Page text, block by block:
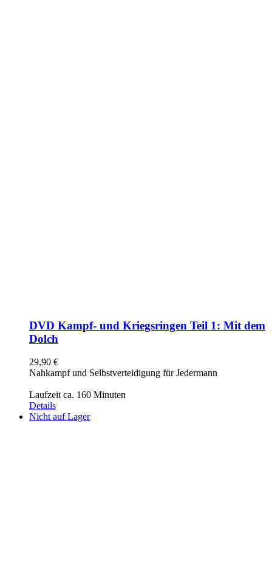
DVD Kampf- und Kriegsringen Teil 1: Mit dem
Dolch
29,90 €
Nahkampf und Selbstverteidigung für Jedermann
Laufzeit ca. 160 Minuten
Details
Nicht auf Lager